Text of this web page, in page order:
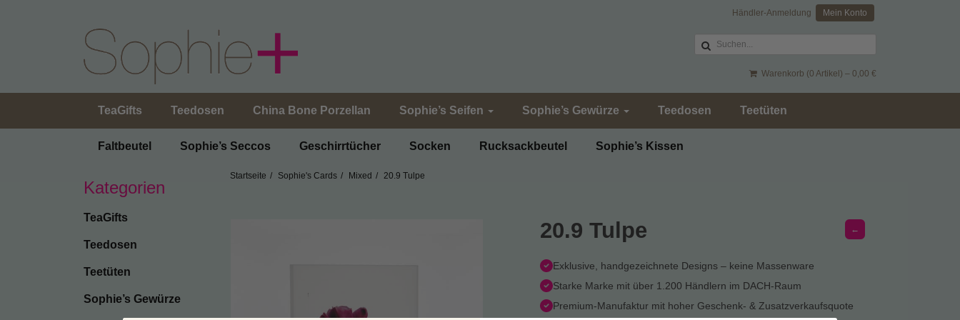
Mein Konto
Händler-Anmeldung
Warenkorb (0 Artikel) – 0,00 €
TeaGifts Teedosen China Bone Porzellan Sophie’s Seifen Sophie’s Gewürze Teedosen Teetüten
Faltbeutel Sophie’s Seccos Geschirrtücher Socken Rucksackbeutel Sophie’s Kissen
Kategorien
TeaGifts
Teedosen
Teetüten
Sophie’s Gewürze
Startseite Sophie's Cards Mixed 20.9 Tulpe
←
20.9 Tulpe
Exklusive, handgezeichnete Designs – keine Massenware
Starke Marke mit über 1.200 Händlern im DACH-Raum
Premium-Manufaktur mit hoher Geschenk- & Zusatzverkaufsquote